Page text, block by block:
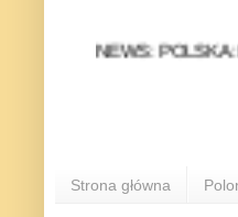
NEWS: POLSKA:
Strona główna